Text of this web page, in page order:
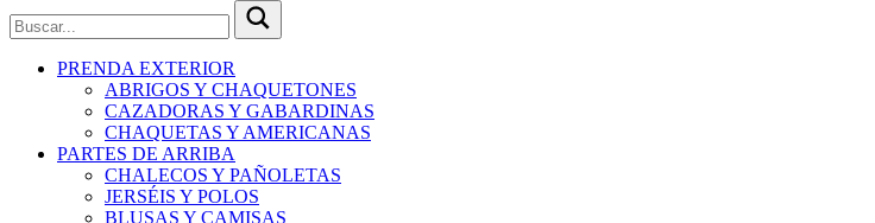
PRENDA EXTERIOR
ABRIGOS Y CHAQUETONES
CAZADORAS Y GABARDINAS
CHAQUETAS Y AMERICANAS
PARTES DE ARRIBA
CHALECOS Y PAÑOLETAS
JERSÉIS Y POLOS
BLUSAS Y CAMISAS